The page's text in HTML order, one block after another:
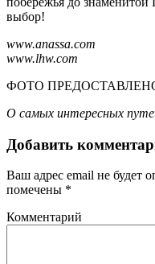
выбор!
www.anassa.com
www.lhw.com
ФОТО
О самых интересных
Добавить
Ваш адрес email не будет
помечены *
Комментарий